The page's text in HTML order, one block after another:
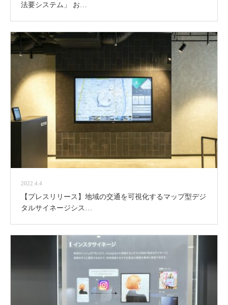
法要システム」 お…
2022.4.4
【プレスリリース】地域の交通を可視化するマップ型デジ
タルサイネージシス…